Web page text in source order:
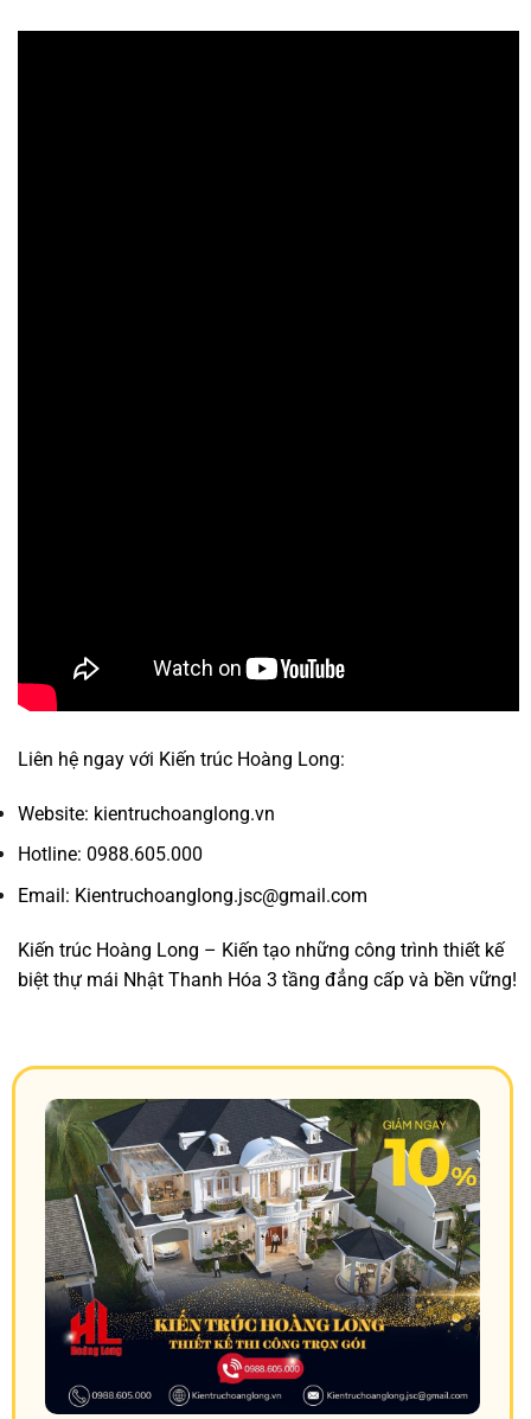
Liên hệ ngay với Kiến trúc Hoàng Long:
Website: kientruchoanglong.vn
Hotline: 0988.605.000
Email: Kientruchoanglong.jsc@gmail.com
Kiến trúc Hoàng Long – Kiến tạo những công trình thiết kế
biệt thự mái Nhật Thanh Hóa 3 tầng đẳng cấp và bền vững!